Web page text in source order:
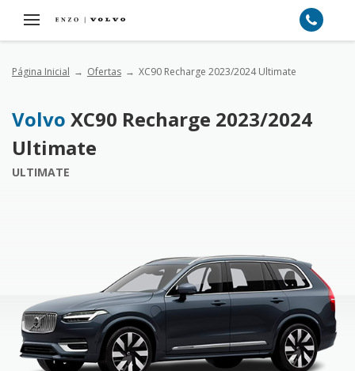
Página Inicial Ofertas XC90 Recharge 2023/2024 Ultimate
Volvo XC90 Recharge 2023/2024
Ultimate
ULTIMATE